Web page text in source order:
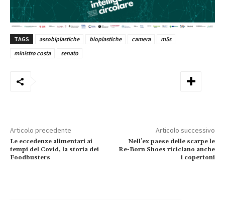
TAGS assobiplastiche bioplastiche camera
m5s
ministro costa
senato
Articolo precedente
Le eccedenze alimentari ai
tempi del Covid, la storia dei
Foodbusters
Articolo successivo
Nell’ex paese delle scarpe le
Re-Born Shoes riciclano anche
i copertoni